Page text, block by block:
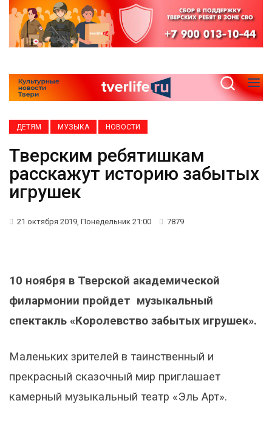
ДЕТЯМ МУЗЫКА НОВОСТИ
Тверским ребятишкам
расскажут историю забытых
игрушек
21 октября 2019, Понедельник 21:00 7879
10 ноября в Тверской академической
филармонии пройдет музыкальный
спектакль «Королевство забытых игрушек».
Маленьких зрителей в таинственный и
прекрасный сказочный мир приглашает
камерный музыкальный театр «Эль Арт».